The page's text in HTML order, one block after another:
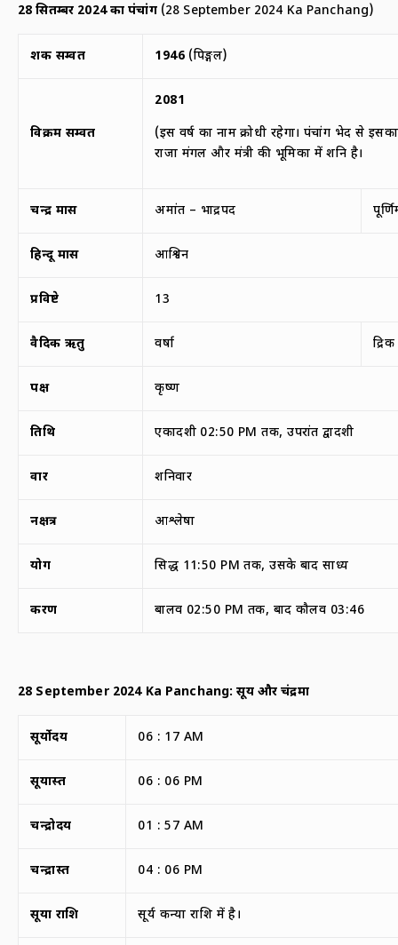
28सितम्बर 2024का पंचांग(28 September 2024 Ka Panchang)
शक सम्वत 1946(पिङ्गल)
विक्रम सम्वत
2081
(इस वर्ष का नाम क्रोधी रहेगा। पंचांग भेद से
राजा मंगल और मंत्री की भूमिका में शनि है।
चन्द्र मास अमांत – भाद्रपद
हिन्दू मास आश्विन
प्रविष्टे 13
वैदिक ऋतु वर्षा
पक्ष कृष्ण
तिथि एकादशी 02:50 PM तक, उपरांत द्वादशी
वार शनिवार
नक्षत्र आश्लेषा
योग सिद्ध 11:50 PM तक, उसके बाद साध्य
करण बालव 02:50 PM तक, बाद कौलव 03:46
28 September 2024 Ka Panchang:सूर्य और चंद्रमा
सूर्योदय 06 : 17 AM
सूर्यास्त 06 : 06 PM
चन्द्रोदय 01 : 57 AM
चन्द्रास्त 04 : 06 PM
सूर्या राशि सूर्य कन्या राशि में है।